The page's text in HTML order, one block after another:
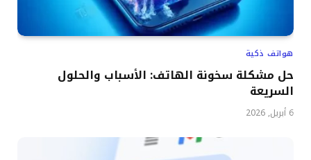
هواتف ذكية
حل مشكلة سخونة الهاتف: الأسباب والحلول
السريعة
6 أبريل, 2026